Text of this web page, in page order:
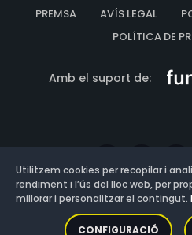
PREMSA
AVÍS LEGAL
POLÍTICA DE
Amb el suport de:
Versió:
Utilitzem cookies per recopilar i
rendiment i l’ús del lloc web, per
millorar i personalitzar el contingut.
CONFIGURACIÓ